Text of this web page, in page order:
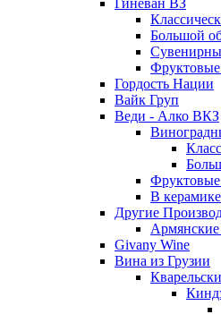
Гиневан ВЗ
Большой
Гордость Нации
Вайк Груп
Веди - Алко ВКЗ
В керамике
Другие
Givany Wine
Вина из Грузии